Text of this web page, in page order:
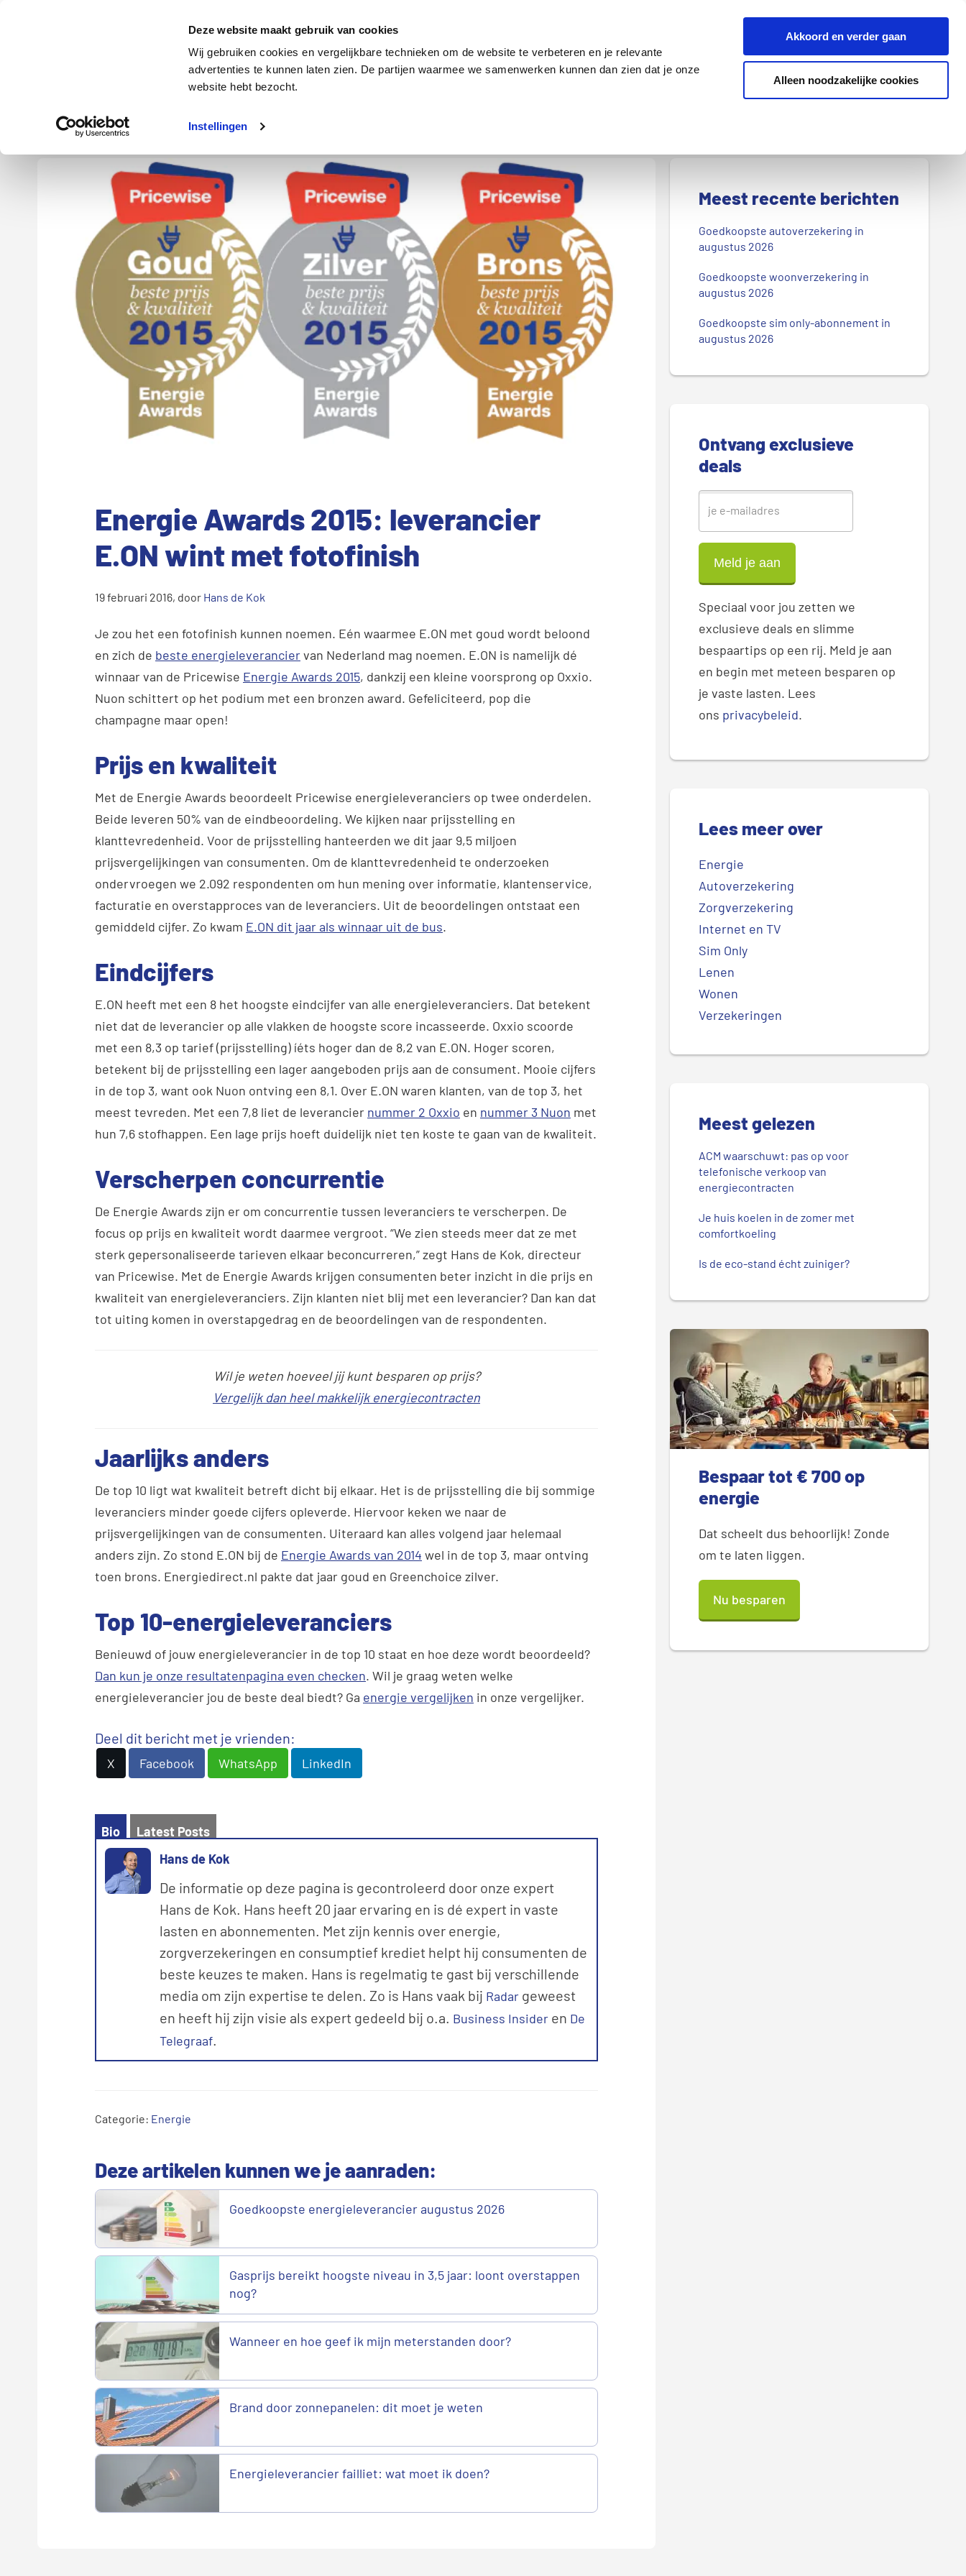
Deze website maakt gebruik van cookies
Wij gebruiken cookies en vergelijkbare technieken om de website te verbeteren en je relevante
advertenties te kunnen laten zien. De partijen waarmee we samenwerken kunnen dan zien dat je onze
website hebt bezocht.
Instellingen
Akkoord en verder gaan
Alleen noodzakelijke cookies
Energie Verzekeringen Internet en tv
Z
e
k
d
n
b
o
g
.
.
Energie Autoverzekering
Energie Awards 2015: leverancier
E.ON wint met fotofinish
19 februari 2016, door Hans de Kok
Je zou het een fotofinish kunnen noemen. Eén waarmee E.ON met goud wordt beloond
en zich de beste energieleveranciervan Nederland mag noemen. E.ON is namelijk dé
winnaar van de Pricewise Energie Awards 2015, dankzij een kleine voorsprong op Oxxio.
Nuon schittert op het podium met een bronzen award. Gefeliciteerd, pop die
champagne maar open!
Prijs en kwaliteit
Met de Energie Awards beoordeelt Pricewise energieleveranciers op twee onderdelen.
Beide leveren 50% van de eindbeoordeling. We kijken naar prijsstelling en
klanttevredenheid. Voor de prijsstelling hanteerden we dit jaar 9,5 miljoen
prijsvergelijkingen van consumenten. Om de klanttevredenheid te onderzoeken
ondervroegen we 2.092 respondenten om hun mening over informatie, klantenservice,
facturatie en overstapproces van de leveranciers. Uit de beoordelingen ontstaat een
gemiddeld cijfer. Zo kwam E.ON dit jaar als winnaar uit de bus.
Eindcijfers
E.ON heeft met een 8 het hoogste eindcijfer van alle energieleveranciers. Dat betekent
niet dat de leverancier op alle vlakken de hoogste score incasseerde. Oxxio scoorde
met een 8,3 op tarief (prijsstelling) íéts hoger dan de 8,2 van E.ON. Hoger scoren,
betekent bij de prijsstelling een lager aangeboden prijs aan de consument. Mooie cijfers
in de top 3, want ook Nuon ontving een 8,1. Over E.ON waren klanten, van de top 3, het
meest tevreden. Met een 7,8 liet de leverancier nummer 2 Oxxio en nummer 3 Nuon met
hun 7,6 stofhappen. Een lage prijs hoeft duidelijk niet ten koste te gaan van de kwaliteit.
Verscherpen concurrentie
De Energie Awards zijn er om concurrentie tussen leveranciers te verscherpen. De
focus op prijs en kwaliteit wordt daarmee vergroot. “We zien steeds meer dat ze met
sterk gepersonaliseerde tarieven elkaar beconcurreren,” zegt Hans de Kok, directeur
van Pricewise. Met de Energie Awards krijgen consumenten beter inzicht in die prijs en
kwaliteit van energieleveranciers. Zijn klanten niet blij met een leverancier? Dan kan dat
tot uiting komen in overstapgedrag en de beoordelingen van de respondenten.
Wil je weten hoeveel jij kunt besparen op prijs?
Vergelijk dan heel makkelijk energiecontracten
Jaarlijks anders
De top 10 ligt wat kwaliteit betreft dicht bij elkaar. Het is de prijsstelling die bij sommige
leveranciers minder goede cijfers opleverde. Hiervoor keken we naar de
prijsvergelijkingen van de consumenten. Uiteraard kan alles volgend jaar helemaal
anders zijn. Zo stond E.ON bij de Energie Awards van 2014 wel in de top 3, maar ontving
toen brons. Energiedirect.nl pakte dat jaar goud en Greenchoice zilver.
Top 10-energieleveranciers
Benieuwd of jouw energieleverancier in de top 10 staat en hoe deze wordt beoordeeld?
Dan kun je onze resultatenpagina even checken. Wil je graag weten welke
energieleverancier jou de beste deal biedt? Ga energie vergelijken in onze vergelijker.
Deel dit bericht met je vrienden:
X Facebook WhatsApp LinkedIn
Bio
Latest Posts
Hans de Kok
De informatie op deze pagina is gecontroleerd door onze expert
Hans de Kok. Hans heeft 20 jaar ervaring en is dé expert in vaste
lasten en abonnementen. Met zijn kennis over energie,
zorgverzekeringen en consumptief krediet helpt hij consumenten de
beste keuzes te maken. Hans is regelmatig te gast bij verschillende
media om zijn expertise te delen. Zo is Hans vaak bij Radar geweest
en heeft hij zijn visie als expert gedeeld bij o.a. Business Insider en De
Telegraaf
Categorie: Energie
Deze artikelen kunnen we je aanraden:
Goedkoopste energieleverancier augustus 2026
Gasprijs bereikt hoogste niveau in 3,5 jaar: loont overstappen
nog?
Wanneer en hoe geef ik mijn meterstanden door?
Brand door zonnepanelen: dit moet je weten
Energieleverancier failliet: wat moet ik doen?
P
e
Meest recente berichten
Goedkoopste autoverzekering in
augustus 2026
Goedkoopste woonverzekering in
augustus 2026
Goedkoopste sim only-abonnement in
augustus 2026
Ontvang exclusieve
deals
Speciaal voor jou zetten we
exclusieve deals en slimme
bespaartips op een rij. Meld je aan
en begin met meteen besparen op
je vaste lasten. Lees
ons privacybeleid.
Lees meer over
Energie
Autoverzekering
Zorgverzekering
Internet en TV
Sim Only
Lenen
Wonen
Verzekeringen
Meest gelezen
ACM waarschuwt: pas op voor
telefonische verkoop van
energiecontracten
Je huis koelen in de zomer met
comfortkoeling
Is de eco-stand écht zuiniger?
Bespaar tot € 700 op
energie
Dat scheelt dus behoorlijk! Zonde
om te laten liggen.
Nu besparen